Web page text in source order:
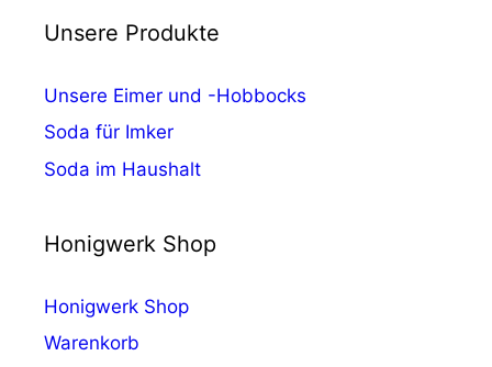
Unsere Produkte
Unsere Eimer und -Hobbocks
Soda für Imker
Soda im Haushalt
Honigwerk Shop
Honigwerk Shop
Warenkorb